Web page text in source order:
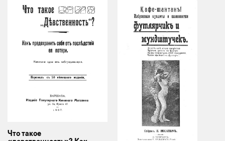
Что такое